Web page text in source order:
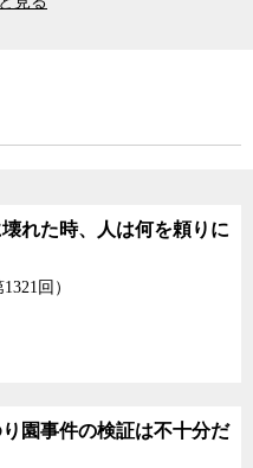
90年代前半にかけての日本
悩まされていた。そこにオウ
、実践してみると予想もしな
た今日、あの事件からわれわ
るだろうか。オウム事件とは
の事件はどんな影響を与えた
て第一線でオウムを取材して
どを交えながら、ゲストの島
れた時、人は何を頼りに
回）
園事件の検証は不十分だ